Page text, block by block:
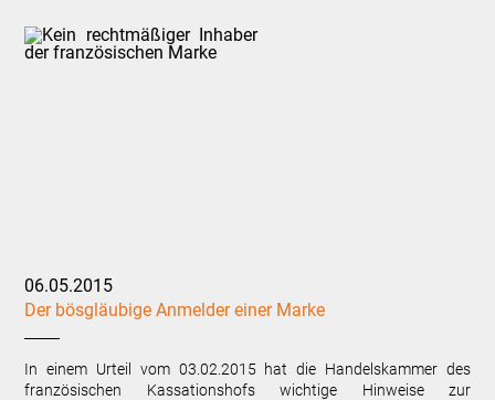
06.05.2015
Der bösgläubige Anmelder einer Marke
In einem Urteil vom 03.02.2015 hat die Handelskammer des
französischen Kassationshofs wichtige Hinweise zur